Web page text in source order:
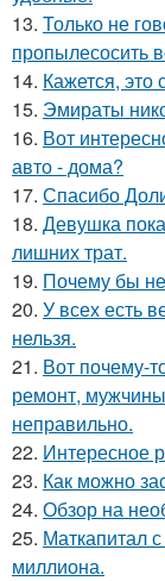
13. Только не
пропылесосить
14. Кажется, это
15. Эмираты
16. Вот
авто - дома?
17. Спасибо
18. Девушка
лишних трат.
19. Почему бы
20. У всех есть
нельзя.
21. Вот почему-
ремонт,
неправильно.
22. Интересное
23. Как можно
24. Обзор на
25. Маткапитал
миллиона.